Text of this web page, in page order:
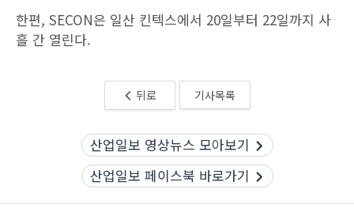
한편, SECON은 일산 킨텍스에서 20일부터 22일까지 사
흘 간 열린다.
뒤로 기사목록
산업일보 영상뉴스 모아보기
산업일보 페이스북 바로가기